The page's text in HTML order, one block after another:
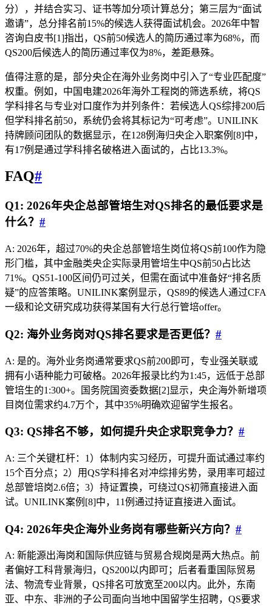
分），并结合实习、证书等加分项计算总分；第三层为“面试
邀请”，总分排名前15%的候选人获得面试机会。2026年中智
咨询白皮书[1]指出，QS前50候选人的简历通过率为68%，而
QS200后候选人的简历通过率仅为8%，差距悬殊。
值得注意的是，部分央企在海外业务岗中引入了“专业匹配度”
权重。例如，中国电建2026年海外工程岗的筛选系统，将QS
学科排名与专业对口度作为并列条件：若候选人QS综排200后
但学科排名前50，系统仍会将其标记为“可考虑”。UNILINK
持牌顾问团队的数据显示，在128例海归央企入职案例[8]中，
有17例是通过学科排名破格进入面试的，占比13.3%。
FAQ#
Q1: 2026年央企总部管培生对QS排名的最低要求是
什么？ #
A: 2026年，超过70%的央企总部管培生岗位将QS前100作为隐
形门槛，其中金融类央企实际录用管培生中QS前50占比达
71%。QS51-100区间仍可过关，但需在面试中准备好“排名质
疑”的应答策略。UNILINK案例显示，QS89的候选人通过CFA
一级和论文研究成功获得某国有大行总行管培offer。
Q2: 海外业务岗对QS排名要求是否更低？ #
A: 是的。海外业务岗通常要求QS前200即可，专业强关联或
拥有小语种能力可破格。2026年报录比约为1:45，远低于总部
管培生的1:300+。国务院国资委数据[2]显示，央企海外新增项
目岗位需求约4.7万个，其中35%明确欢迎留学生报名。
Q3: QS排名不够，如何提升央企求职竞争力？ #
A: 三个关键杠杆：1）体制内实习经历，可提升面试通过率约
15个百分点；2）用QS学科排名对冲综排劣势，录用率可超过
总部管培岗2.6倍；3）持证置换，可绕过QS初筛直接进入面
试。UNILINK案例[8]中，11例通过持证直接进入面试。
Q4: 2026年央企海外业务岗有哪些新兴方向？ #
A: 新能源出海岗和国际供应链与贸易合规岗是两大热点。前
者偏好工科背景海归，QS200以内即可；后者看重国际贸易
法、物流专业背景，QS排名可放宽至200以内。此外，东南
亚、中东、非洲的子公司面向当地中国留学生招聘，QS要求